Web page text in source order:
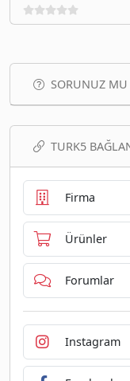
SORUNUZ MU
TURK5
Firma
Ürünler
Forumlar
Instagram